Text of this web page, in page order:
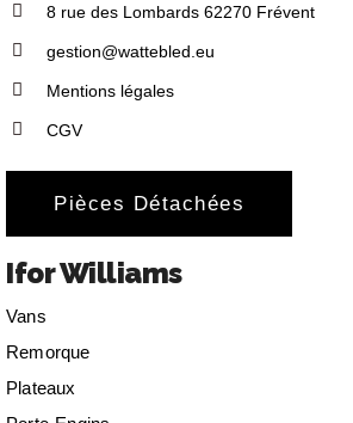
8 rue des Lombards 62270 Frévent
gestion@wattebled.eu
Mentions légales
CGV
Pièces Détachées
Ifor Williams
Vans
Remorque
Plateaux